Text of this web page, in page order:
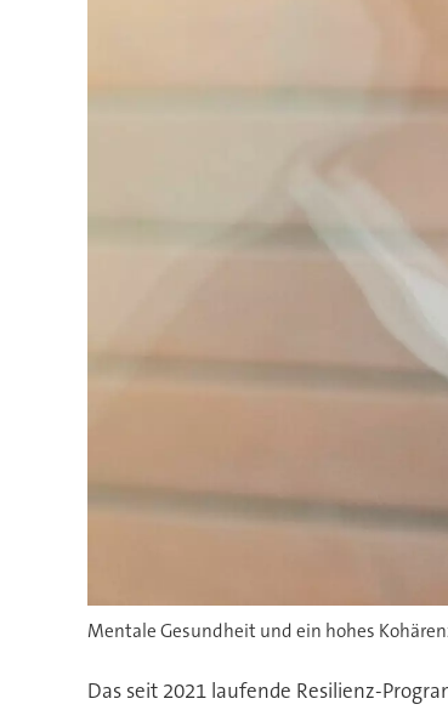
Mentale Gesundheit und ein hohes
Das seit 2021 laufende Resilienz-